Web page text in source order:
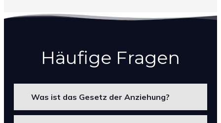
Häufige Fragen
Was ist das Gesetz der Anziehung?